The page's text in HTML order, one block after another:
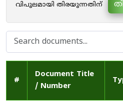
വിപുലമായി തിരയുന്നതിന്
#
Document Title
/ Number